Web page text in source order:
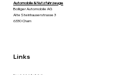
Links
Automobile & Nutzfahrzeuge
Bolliger Automobile AG
Alte Steinhauserstrasse 3
6330 Cham